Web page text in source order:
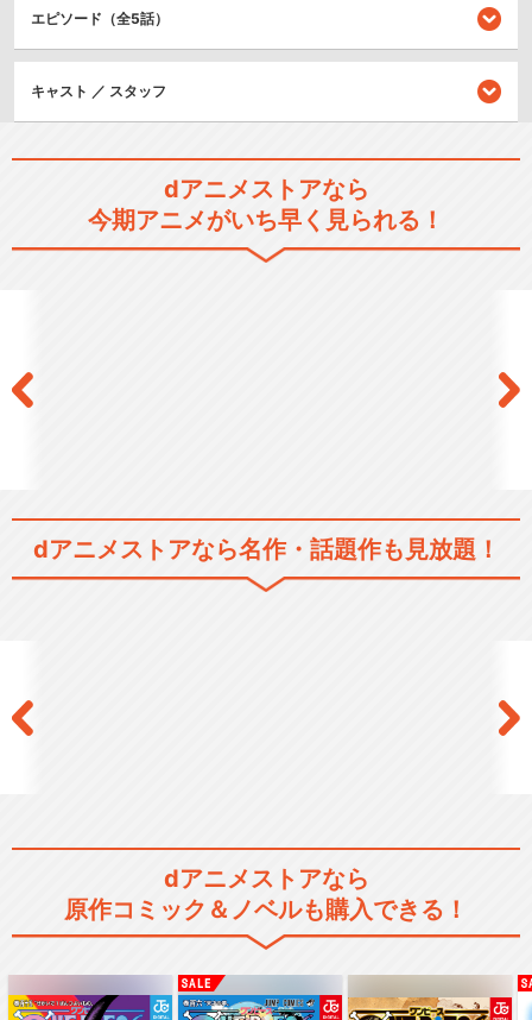
澄役などで知られる人気声優の愛美、「カードファイト!! ヴァンガード
新右衛門編」の新田新右衛門役を演じる森嶋秀太のほか、遠野ひかる、
紡木吏佐らが出演。漫画での耐えっぷりをそのままに豪華キャストによ
シリーズ／関連のアニメ作品
耐え子の日常 シーズン2
エピソード（全5話）
キャスト ／ スタッフ
dアニメストアなら
今期アニメがいち早く見られる！
dアニメストアなら名作・話題作も見放題！
dアニメストアなら
原作コミック＆ノベルも購入できる！